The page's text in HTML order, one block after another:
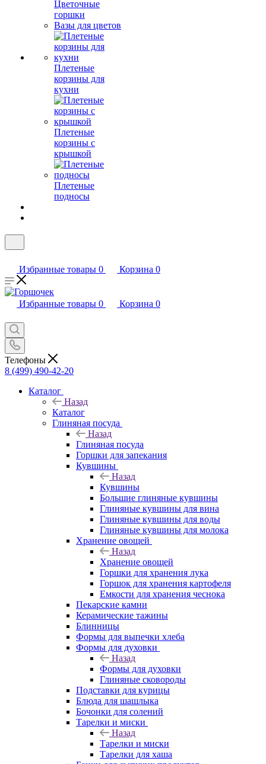
Цветочные
горшки
Вазы для цветов
Плетеные
корзины для
кухни
Плетеные
корзины с
крышкой
Плетеные
подносы
Избранные товары 0 Корзина 0
Избранные товары 0 Корзина 0
Телефоны
8 (499) 490-42-20
Каталог
Назад
Каталог
Глиняная посуда
Назад
Глиняная посуда
Горшки для запекания
Кувшины
Назад
Кувшины
Большие глиняные кувшины
Глиняные кувшины для вина
Глиняные кувшины для воды
Глиняные кувшины для молока
Хранение овощей
Назад
Хранение овощей
Горшки для хранения лука
Горшок для хранения картофеля
Емкости для хранения чеснока
Пекарские камни
Керамические тажины
Блинницы
Формы для выпечки хлеба
Формы для духовки
Назад
Формы для духовки
Глиняные сковороды
Подставки для курицы
Блюда для шашлыка
Бочонки для солений
Тарелки и миски
Назад
Тарелки и миски
Тарелки для хаша